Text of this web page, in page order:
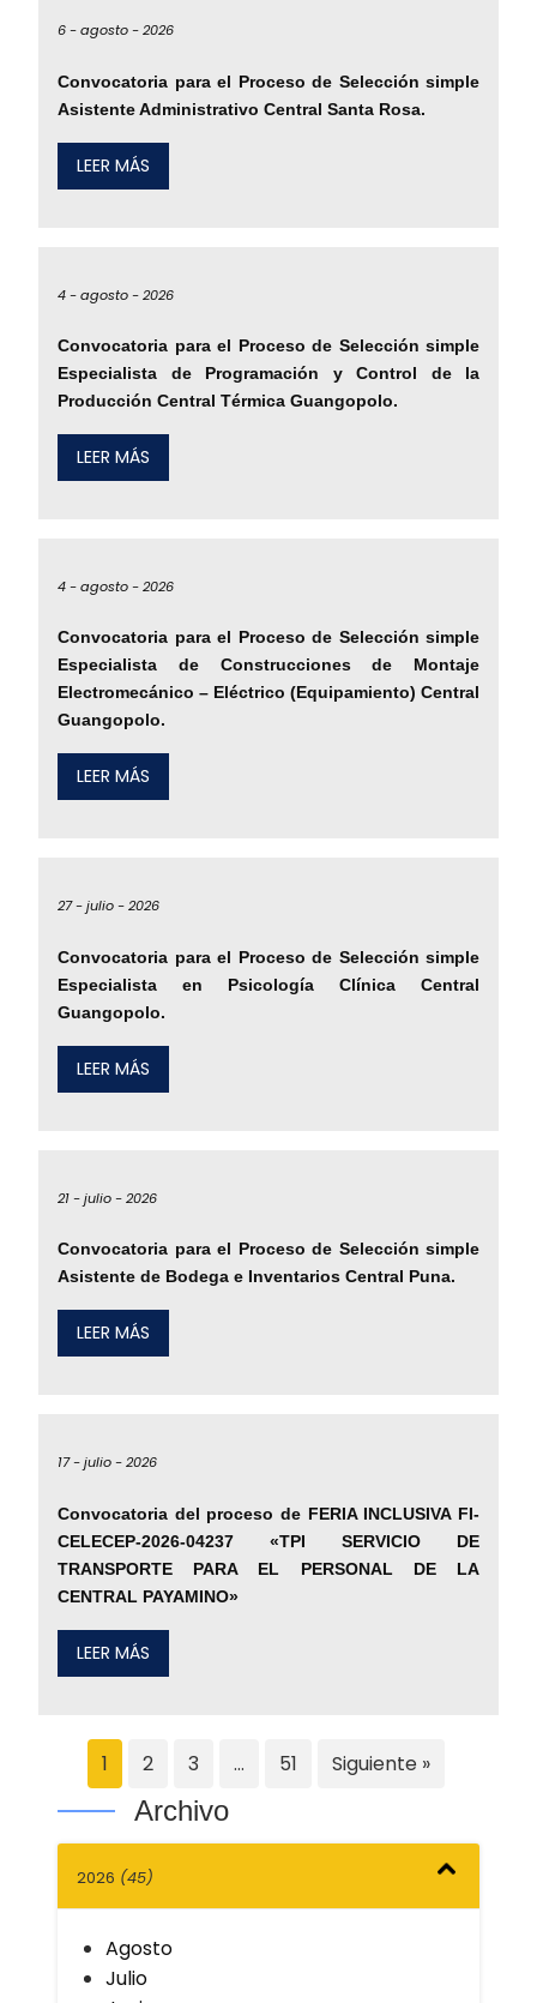
6 -agosto -2026
Convocatoria para el Proceso de Selección simple
Asistente Administrativo Central Santa Rosa.
LEER MÁS
4 -agosto -2026
Convocatoria para el Proceso de Selección simple
Especialista de Programación y Control de la
Producción Central Térmica Guangopolo.
LEER MÁS
4 -agosto -2026
Convocatoria para el Proceso de Selección simple
Especialista de Construcciones de Montaje
Electromecánico – Eléctrico (Equipamiento) Central
Guangopolo.
LEER MÁS
27 -julio -2026
Convocatoria para el Proceso de Selección simple
Especialista en Psicología Clínica Central
Guangopolo.
LEER MÁS
21 -julio -2026
Convocatoria para el Proceso de Selección simple
Asistente de Bodega e Inventarios Central Puna.
LEER MÁS
17 -julio -2026
Convocatoria del proceso de FERIA INCLUSIVA FI-
CELECEP-2026-04237 «TPI SERVICIO DE
TRANSPORTE PARA EL PERSONAL DE LA
CENTRAL PAYAMINO»
LEER MÁS
1 2 3 … 51 Siguiente »
Archivo
2026 (45)
Agosto
Julio